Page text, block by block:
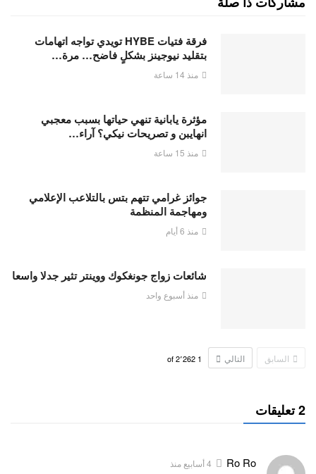
فرقة فتيات HYBE تويدي تواجه اتهامات
بتقليد نيوجينز بشكلٍ فاضح… مرة…
منذ 14 ساعة
مؤثرة يابانية تنهي حياتها بسبب معجبي
انهايبن و تصريحات نيكي؟ آراء…
منذ 15 ساعة
جوائز غرامي تتهم بتس بالتلاعب الإعلامي
ومهاجمة المنظمة
منذ 6 أيام
شائعات زواج جونغكوك ووينتر تثير جدلا واسعا
منذ أسبوع واحد
السابق التالي 1 2٬262
2 تعليقات
Ro Ro 4 أسابيع منذ